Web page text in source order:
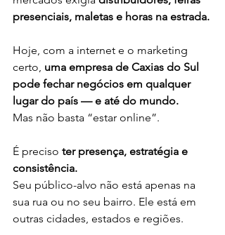
presenciais, maletas e horas na estrada.
Hoje, com a internet e o marketing
certo, uma empresa de Caxias do Sul
pode fechar negócios em qualquer
lugar do país — e até do mundo.
Mas não basta “estar online”.
É preciso ter presença, estratégia e
consistência.
Seu público-alvo não está apenas na
sua rua ou no seu bairro. Ele está em
outras cidades, estados e regiões.